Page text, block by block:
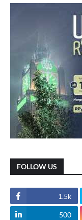
FOLLOW US
1.5k
500